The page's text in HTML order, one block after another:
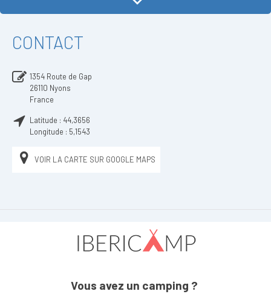
CONTACT
1354 Route de Gap
26110 Nyons
France
Latitude : 44,3656
Longitude : 5,1543
VOIR LA CARTE SUR GOOGLE MAPS
Vous avez un camping ?